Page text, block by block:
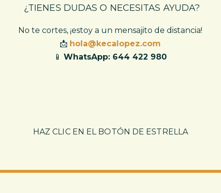
¿TIENES DUDAS O NECESITAS AYUDA?
No te cortes, ¡estoy a un mensajito de distancia!
📩 hola@kecalopez.com
📱WhatsApp: 644 422 980
HAZ CLIC EN EL BOTÓN DE ESTRELLA